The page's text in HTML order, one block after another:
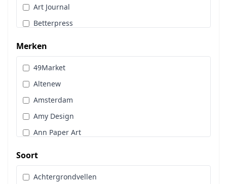
Pan Pastel
Art Journal
Betterpress
Brads
Cadence
Designpapier
Distress Oxide Spray
Distress Spritz
Divers
Dot & Do
Embossingpoeder
Merken
49Market
Altenew
Amsterdam
Amy Design
Ann Paper Art
Art Impressions
Art Journaling
Soort
Achtergrondvellen